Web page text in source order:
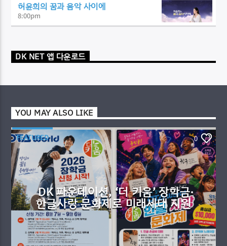
허윤희의 꿈과 음악 사이에
8:00pm
DK NET 앱 다운로드
YOU MAY ALSO LIKE
FEATURED 0
DK 파운데이션, ‘더 키움’ 장학금·
한글사랑 문화제로 미래세대 지원